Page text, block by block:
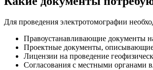
Для проведения электротомографии
Правоустанавливающие документы
Проектные документы, описывающие
Лицензии на проведение
Согласования с местными органами